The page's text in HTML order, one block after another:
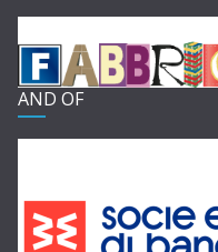
AND OF